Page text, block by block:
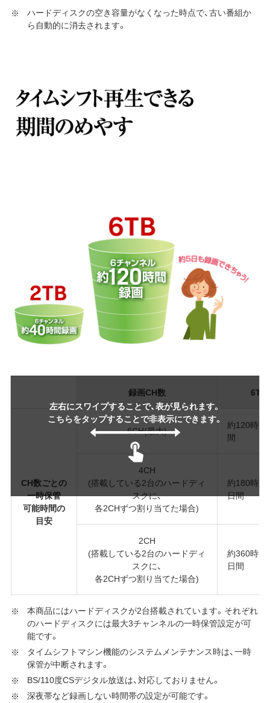
ハードディスクの空き容量がなくなった時点で、古い番組か
ら自動的に消去されます。
左右にスワイプすることで、表が見られます。
こちらをタップすることで非表示にできます。
録画CH数 6TB
CH数ごとの
一時保管
可能時間の
目安
6CH(最大)
約120時間
間
4CH
(搭載している2台のハードディ
スクに、
各2CHずつ割り当てた場合)
約180時間
日間
2CH
(搭載している2台のハードディ
スクに、
各2CHずつ割り当てた場合)
約360時間
日間
本商品にはハードディスクが2台搭載されています。それぞれ
のハードディスクには最大3チャンネルの一時保管設定が可
能です。
タイムシフトマシン機能のシステムメンテナンス時は、一時
保管が中断されます。
BS/110度CSデジタル放送は、対応しておりません。
深夜帯など録画しない時間帯の設定が可能です。